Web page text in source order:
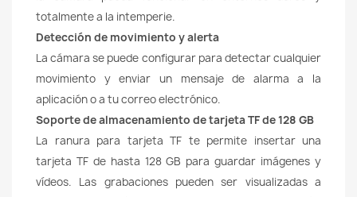
totalmente a la intemperie.
Detección de movimiento y alerta
La cámara se puede configurar para detectar cualquier
movimiento y enviar un mensaje de alarma a la
aplicación o a tu correo electrónico.
Soporte de almacenamiento de tarjeta TF de 128 GB
La ranura para tarjeta TF te permite insertar una
tarjeta TF de hasta 128 GB para guardar imágenes y
vídeos. Las grabaciones pueden ser visualizadas a